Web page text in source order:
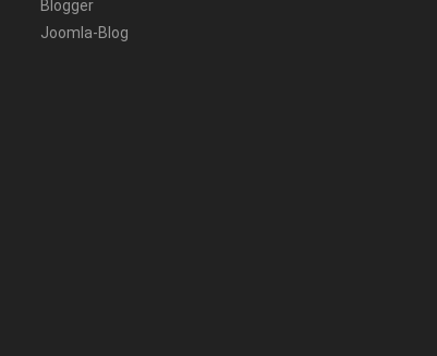
Blogger
Joomla-Blog